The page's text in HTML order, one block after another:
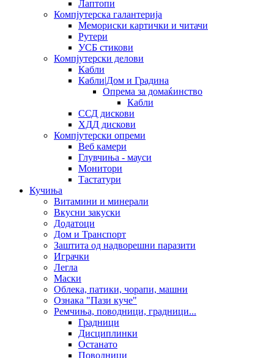
Лаптопи
Компјутерска галантерија
Мемориски картички и читачи
Рутери
УСБ стикови
Компјутерски делови
Кабли
Кабли|Дом и Градина
Опрема за домаќинство
Кабли
ССД дискови
ХДД дискови
Компјутерски опреми
Веб камери
Глувчиња - мауси
Монитори
Тастатури
Кучиња
Витамини и минерали
Вкусни закуски
Додатоци
Дом и Транспорт
Заштита од надворешни паразити
Играчки
Легла
Маски
Облека, патики, чорапи, машни
Ознака "Пази куче"
Ремчиња, поводници, градници...
Градници
Дисциплинки
Останато
Поводници